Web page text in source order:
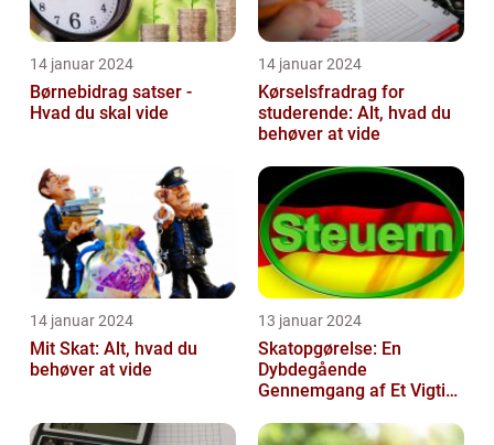
14 januar 2024
Børnebidrag satser -
Hvad du skal vide
14 januar 2024
Kørselsfradrag for
studerende: Alt, hvad du
behøver at vide
14 januar 2024
Mit Skat: Alt, hvad du
behøver at vide
13 januar 2024
Skatopgørelse: En
Dybdegående
Gennemgang af Et Vigtigt
Finansfolk